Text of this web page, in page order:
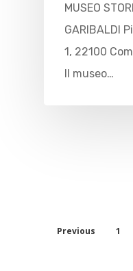
MUSEO
GARIBALDI
1, 22100
Il museo…
Previous 1